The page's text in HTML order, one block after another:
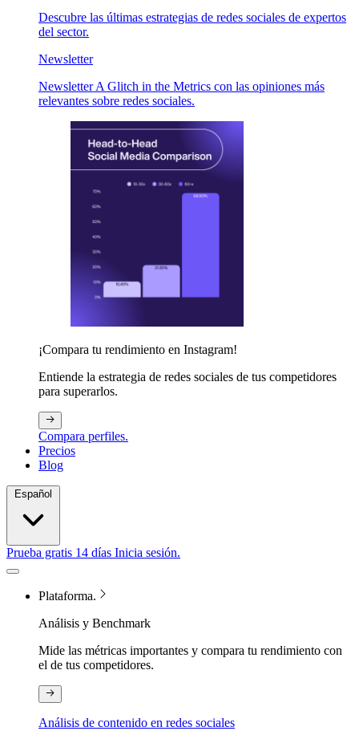
Descubre las últimas estrategias de redes sociales de expertos
del sector.
Newsletter
Newsletter A Glitch in the Metrics con las opiniones más
relevantes sobre redes sociales.
¡Compara tu rendimiento en Instagram!
Entiende la estrategia de redes sociales de tus competidores
para superarlos.
Compara perfiles.
Precios
Blog
Prueba gratis 14 días Inicia sesión.
Plataforma.
Análisis y Benchmark
Mide las métricas importantes y compara tu rendimiento con
el de tus competidores.
Análisis de contenido en redes sociales